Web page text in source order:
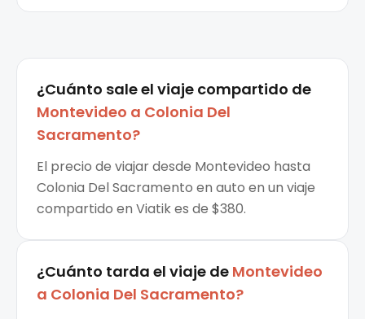
¿Cuánto sale el viaje compartido de
Montevideo a Colonia Del
Sacramento?
El precio de viajar desde Montevideo hasta
Colonia Del Sacramento en auto en un viaje
compartido en Viatik es de $380.
¿Cuánto tarda el viaje de Montevideo
a Colonia Del Sacramento?